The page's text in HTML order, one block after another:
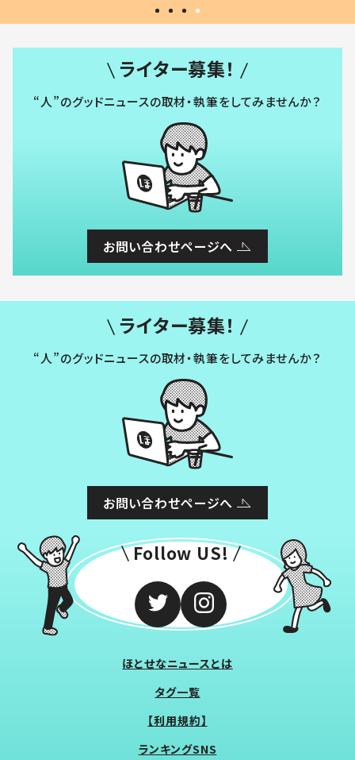
ライター募集！
“人”のグッドニュースの取材・執筆をしてみませんか？
お問い合わせページへ
ライター募集！
“人”のグッドニュースの取材・執筆をしてみませんか？
お問い合わせページへ
Follow US!
ほとせなニュースとは
タグ一覧
【利用規約】
ランキングSNS